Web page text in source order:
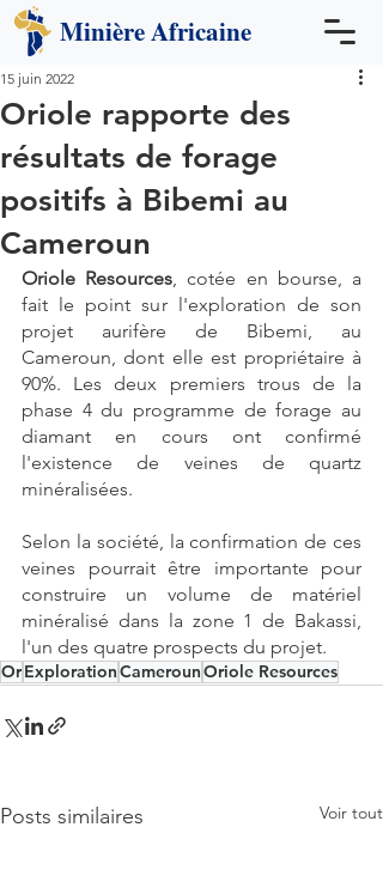
MinièreAfricaine
Oriole rapporte des
résultats de forage
positifs à Bibemi au
Cameroun
15 juin 2022
Oriole Resources, cotée en bourse, a
fait le point sur l'exploration de son
projet aurifère de Bibemi, au
Cameroun, dont elle est propriétaire à
90%. Les deux premiers trous de la
phase 4 du programme de forage au
diamant en cours ont confirmé
l'existence de veines de quartz
minéralisées.
Selon la société, la confirmation de ces
veines pourrait être importante pour
construire un volume de matériel
minéralisé dans la zone 1 de Bakassi,
l'un des quatre prospects du projet.
OrExplorationCamerounOriole Resources
Posts similaires Voir tout